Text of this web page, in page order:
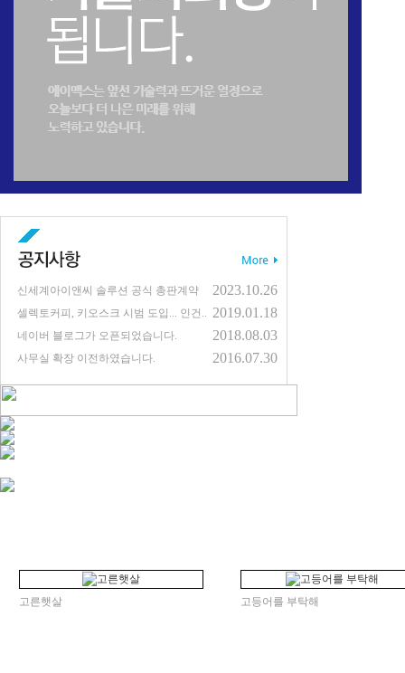
신세계아이앤씨 솔루션 공식 총판계약 2023.10.26
셀렉토커피, 키오스크 시범 도입... 인건.. 2019.01.18
네이버 블로그가 오픈되었습니다. 2018.08.03
사무실 확장 이전하였습니다. 2016.07.30
고른햇살 고등어를 부탁해